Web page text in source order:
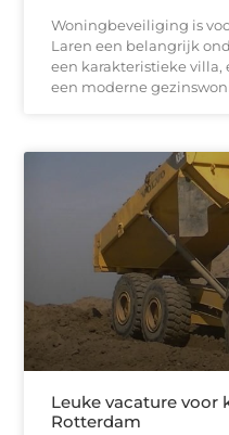
Woningbeveiliging is
Laren een belangrijk
een karakteristieke
een moderne
Leuke vacature voor
Rotterdam